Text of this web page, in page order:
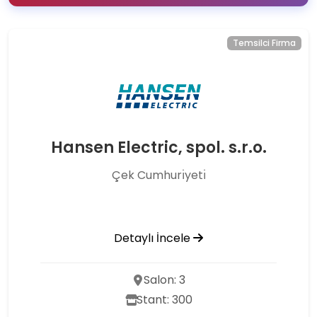
Temsilci Firma
Hansen Electric, spol. s.r.o.
Çek Cumhurı̇yetı̇
Detaylı İncele
Salon: 3
Stant: 300